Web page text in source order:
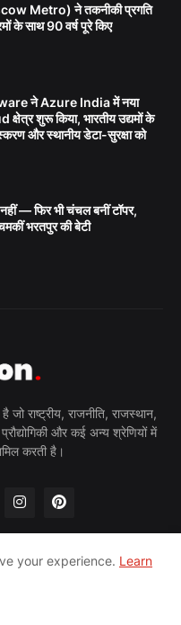
Metro) ने तकनीकी प्रगति
के साथ 90 वर्ष पूरे किए
ने Azure India में नया
शुरू किया, भारतीय उद्यमों के
और स्थानीय डेटा-सुरक्षा को
— फिर भी चंचल बनीं टॉपर,
भरतपुर की बेटी
जो राष्ट्रीय, राजनीति, राजस्थान,
और कई अन्य श्रेणियों में
करती है।
your experience. Learn